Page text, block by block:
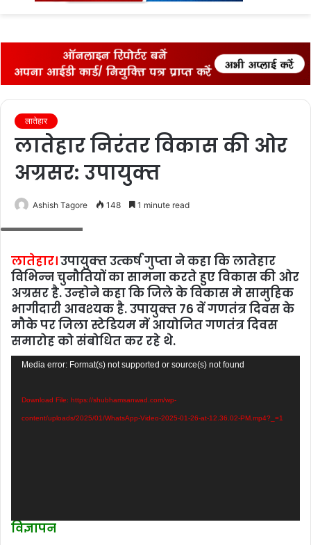
लातेहार
लातेहार निरंतर विकास की ओर
अग्रसर: उपायुक्‍त
Ashish Tagore 148 1 minute read
लातेहार।उपायुक्‍त उत्‍कर्ष गुप्‍ता ने कहा कि लातेहार
विभिन्‍न चुनौतियों का सामना करते हुए विकास की ओर
अग्रसर है. उन्‍होने कहा क‍ि जिले के विकास मे सामुहिक
भागीदारी आवश्‍यक है. उपायुक्‍त 76 वें गणतंत्र दिवस के
मौके पर जिला स्‍टेडियम में आयोजित गणतंत्र दिवस
समारोह को संबोधित कर रहे थे.
Video
Media error: Format(s) not supported or source(s) not found
Download File: https://shubhamsanwad.com/wp-
content/uploads/2025/01/WhatsApp-Video-2025-01-26-at-12.36.02-PM.mp4?_=1
विज्ञापन